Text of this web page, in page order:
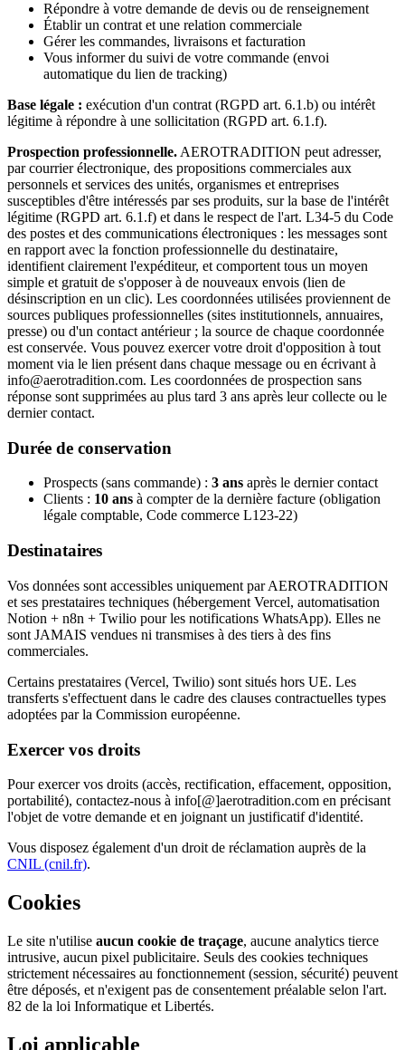
Répondre à votre demande de devis ou de renseignement
Établir un contrat et une relation commerciale
Gérer les commandes, livraisons et facturation
Vous informer du suivi de votre commande (envoi
automatique du lien de tracking)
Base légale : exécution d'un contrat (RGPD art. 6.1.b) ou intérêt
légitime à répondre à une sollicitation (RGPD art. 6.1.f).
Prospection professionnelle. AEROTRADITION peut adresser,
par courrier électronique, des propositions commerciales aux
personnels et services des unités, organismes et entreprises
susceptibles d'être intéressés par ses produits, sur la base de l'intérêt
légitime (RGPD art. 6.1.f) et dans le respect de l'art. L34-5 du Code
des postes et des communications électroniques : les messages sont
en rapport avec la fonction professionnelle du destinataire,
identifient clairement l'expéditeur, et comportent tous un moyen
simple et gratuit de s'opposer à de nouveaux envois (lien de
désinscription en un clic). Les coordonnées utilisées proviennent de
sources publiques professionnelles (sites institutionnels, annuaires,
presse) ou d'un contact antérieur ; la source de chaque coordonnée
est conservée. Vous pouvez exercer votre droit d'opposition à tout
moment via le lien présent dans chaque message ou en écrivant à
info@aerotradition.com. Les coordonnées de prospection sans
réponse sont supprimées au plus tard 3 ans après leur collecte ou le
dernier contact.
Durée de conservation
Prospects (sans commande) : 3 ans après le dernier contact
Clients : 10 ans à compter de la dernière facture (obligation
légale comptable, Code commerce L123-22)
Destinataires
Vos données sont accessibles uniquement par AEROTRADITION
et ses prestataires techniques (hébergement Vercel, automatisation
Notion + n8n + Twilio pour les notifications WhatsApp). Elles ne
sont JAMAIS vendues ni transmises à des tiers à des fins
commerciales.
Certains prestataires (Vercel, Twilio) sont situés hors UE. Les
transferts s'effectuent dans le cadre des clauses contractuelles types
adoptées par la Commission européenne.
Exercer vos droits
Pour exercer vos droits (accès, rectification, effacement, opposition,
portabilité), contactez-nous à info[@]aerotradition.com en précisant
l'objet de votre demande et en joignant un justificatif d'identité.
Vous disposez également d'un droit de réclamation auprès de la
CNIL (cnil.fr).
Cookies
Le site n'utilise aucun cookie de traçage, aucune analytics tierce
intrusive, aucun pixel publicitaire. Seuls des cookies techniques
strictement nécessaires au fonctionnement (session, sécurité) peuvent
être déposés, et n'exigent pas de consentement préalable selon l'art.
82 de la loi Informatique et Libertés.
Loi applicable